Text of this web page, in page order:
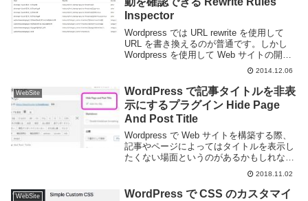
Inspector
Wordpress では URL rewrite を使用して
URL を書き換えるのが普通です。しかし
Wordpress を使用して Web サイトの開発
などを行っている際、どのようなルールに
基づいて変換しているのかわからない時が
よくあり...
2014.12.06
WebSite
WordPress で記事タイトルを非表
示にするプラグイン Hide Page
And Post Title
Wordpress で Web サイトを構築する際、
記事やページによってはタイトルを表示し
たくない場面というのがあるかもしれな
い。とくにブログ形式でないページであれ
ばタイトルが不要な事もある。Wordpress
の記事やページのタイトルを表...
2018.11.02
WebSite
WordPress で CSS のカスタマイ